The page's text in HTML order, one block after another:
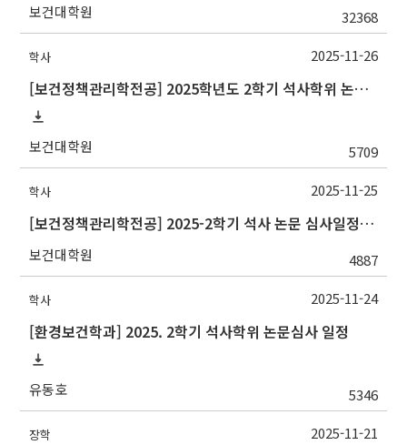
보건대학원 32368
학사
[보건정책관리학전공] 2025학년도 2학기 석사학위 논문심사 일정
보건대학원 5709
2025-11-26
학사
[보건정책관리학전공] 2025-2학기 석사 논문 심사일정 관련 안내(12월 시작예정)
보건대학원 4887
2025-11-25
학사
[환경보건학과] 2025. 2학기 석사학위 논문심사 일정
유동호 5346
2025-11-24
장학 2025-11-21